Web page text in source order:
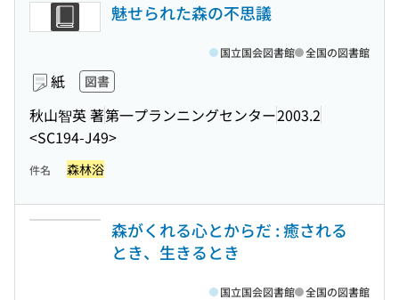
魅せられた森の不思議
紙 図書
秋山智英 著第一プランニングセンター2003.2
<SC194-J49>
国立国会図書館 全国の図書館
件名 森林浴
森がくれる心とからだ : 癒される
とき、生きるとき
国立国会図書館 全国の図書館